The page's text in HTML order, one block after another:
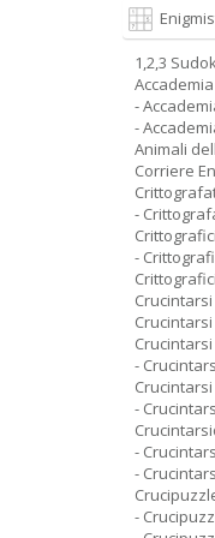
G
RANDI SUDOKU SPECIALE INVERNO N.4
Digitale
1.90 €
1,2,3
-
-
Animali
Corriere
-
-
Crucintarsi
Crucintarsi
-
-
-
-
-